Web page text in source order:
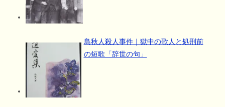
島秋人殺人事件｜獄中の歌人と処刑前
の短歌「辞世の句」